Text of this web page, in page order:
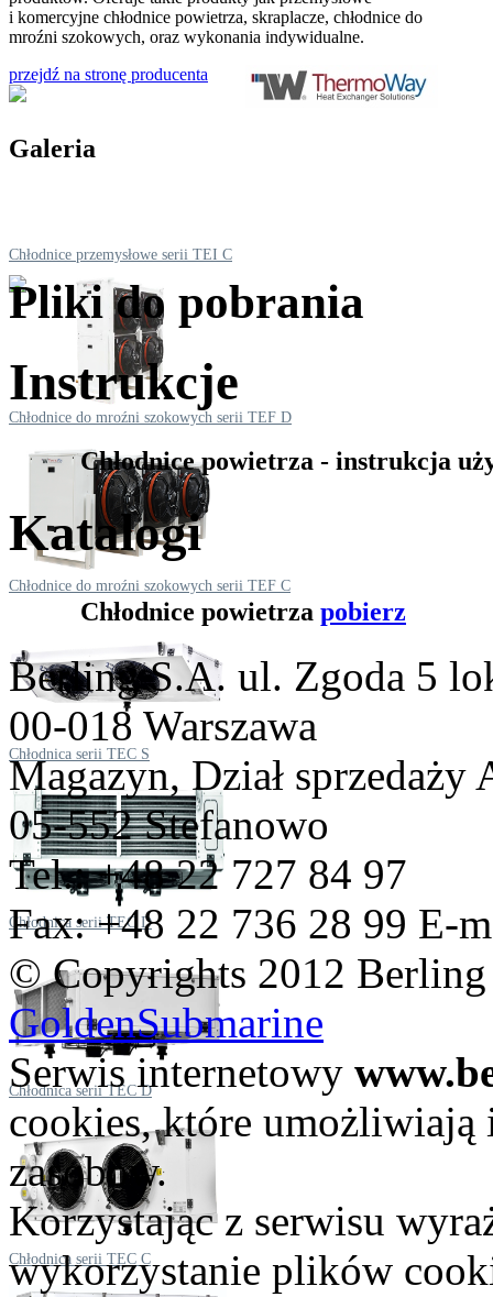
i komercyjne chłodnice powietrza, skraplacze, chłodnice do
mroźni szokowych, oraz wykonania indywidualne.
przejdź na stronę producenta
Galeria
Chłodnice przemysłowe serii TEI C
Chłodnice do mroźni szokowych serii TEF D
Chłodnice do mroźni szokowych serii TEF C
Chłodnica serii TEC S
Chłodnica serii TEC D
Chłodnica serii TEC D
Chłodnica serii TEC C
Pliki do pobrania
Instrukcje
Chłodnice powietrza - instrukcja
Katalogi
Chłodnice powietrza pobierz
Berling S.A. ul. Zgoda 5
00-018 Warszawa
Magazyn, Dział sprzedaży
05-552 Stefanowo
Tel.: +48 22 727 84 97
Fax: +48 22 736 28 99 E-
© Copyrights 2012
GoldenSubmarine
Serwis internetowy
cookies, które umożliwiają
zasobów.
Korzystając z serwisu
wykorzystanie plików